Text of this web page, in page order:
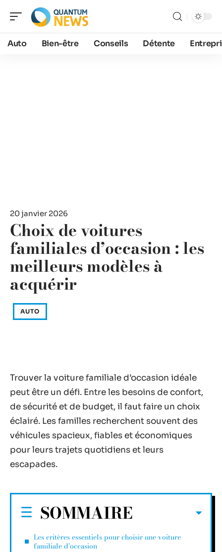
Auto Bien-être Conseils Détente
20 janvier 2026
Choix de voitures
familiales d’occasion : les
meilleurs modèles à
acquérir
AUTO
Trouver la voiture familiale d’occasion idéale
peut être un défi. Entre les besoins de confort,
de sécurité et de budget, il faut faire un choix
éclairé. Les familles recherchent souvent des
véhicules spacieux, fiables et économiques
pour leurs trajets quotidiens et leurs
escapades.
SOMMAIRE
Les critères essentiels pour choisir une voiture
familiale d’occasion